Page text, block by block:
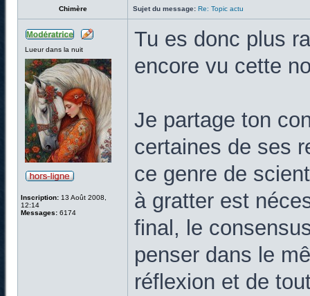
Chimère Sujet du message: Re: Topic actu
Lueur dans la nuit
Inscription: 13 Août 2008,
12:14
Messages: 6174
Tu es donc plus
encore vu cette
Je partage ton
certaines de ses
ce genre de
à gratter est
final, le
penser dans le
réflexion et de